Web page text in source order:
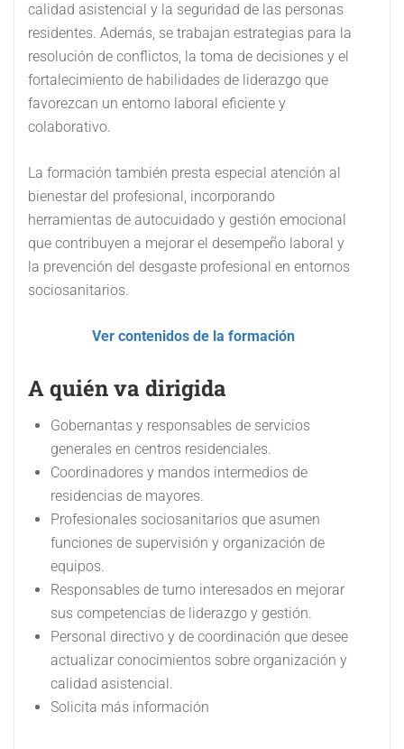
calidad asistencial y la seguridad de las personas
residentes. Además, se trabajan estrategias para la
resolución de conflictos, la toma de decisiones y el
fortalecimiento de habilidades de liderazgo que
favorezcan un entorno laboral eficiente y
colaborativo.
La formación también presta especial atención al
bienestar del profesional, incorporando
herramientas de autocuidado y gestión emocional
que contribuyen a mejorar el desempeño laboral y
la prevención del desgaste profesional en entornos
sociosanitarios.
Ver contenidos de la formación
A quién va dirigida
Gobernantas y responsables de servicios
generales en centros residenciales.
Coordinadores y mandos intermedios de
residencias de mayores.
Profesionales sociosanitarios que asumen
funciones de supervisión y organización de
equipos.
Responsables de turno interesados en mejorar
sus competencias de liderazgo y gestión.
Personal directivo y de coordinación que desee
actualizar conocimientos sobre organización y
calidad asistencial.
Solicita más información